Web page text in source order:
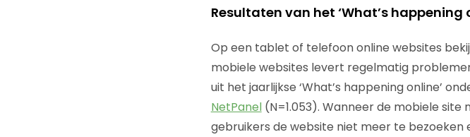
Resultaten van het ‘What’s happening
Op een tablet of telefoon online websites
mobiele websites levert regelmatig
uit het jaarlijkse ‘What’s happening online’
NetPanel(N=1.053). Wanneer de mobiele
gebruikers de website niet meer te bezoeken